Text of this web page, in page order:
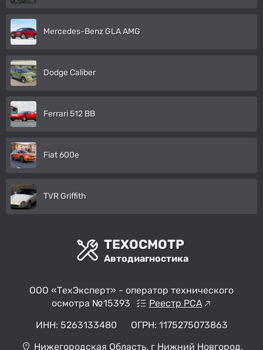
Mercedes-Benz GLA AMG
Dodge Caliber
Ferrari 512 BB
Fiat 600e
TVR Griffith
ТЕХОСМОТР
Автодиагностика
ООО «ТехЭксперт» - оператор технического
осмотра №15393
Реестр РСА
ИНН: 5263133480
ОГРН: 1175275073863
Нижегородская Область, г Нижний Новгород,